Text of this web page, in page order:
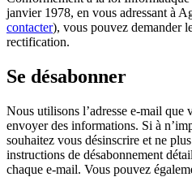
janvier 1978, en vous adressant à
contacter), vous pouvez demander
rectification.
Se désabonner
Nous utilisons l’adresse e-mail que
envoyer des informations. Si à
souhaitez vous désinscrire et ne
instructions de désabonnement
chaque e-mail. Vous pouvez